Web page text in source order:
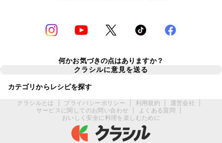
何かお気づきの点はありますか？
クラシルに意見を送る
カテゴリからレシピを探す
クラシルとは プライバシーポリシー 利用規約 運営会社
サービスに関してのお問い合わせ
よくある質問
おいしく安全に料理を楽しむために